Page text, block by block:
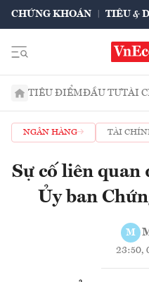
CHỨNG KHOÁN TIÊU &
TIÊU ĐIỂMĐẦU TƯTÀI
NGÂN HÀNG TÀI
Sự cố liên quan
Ủy ban
M
23:50,